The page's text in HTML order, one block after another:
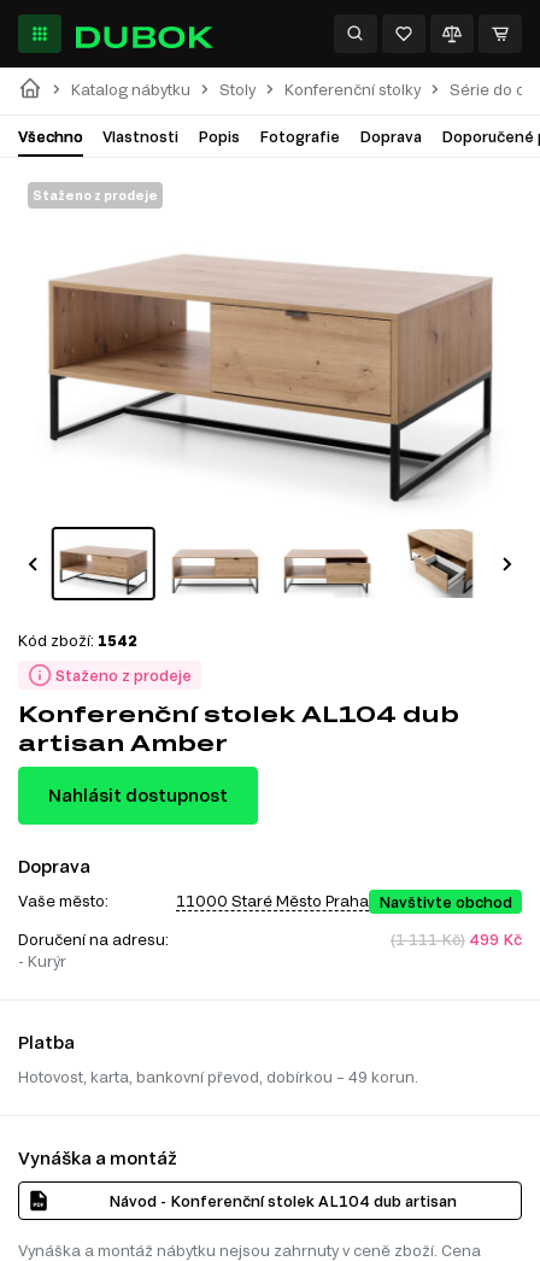
Katalog nábytku Stoly Konferenční stolky Série do
Všechno Vlastnosti Popis Fotografie Doprava Doporučené
Staženo z prodeje
Staženo z prodeje
Kód zboží: 1542
Konferenční stolek AL104 dub
artisan Amber
Nahlásit dostupnost
Doprava
Vaše město: 11000 Staré Město Praha Navštivte obchod
Doručení na adresu:
- Kurýr
(1 111 Kč) 499 Kč
Platba
Hotovost, karta, bankovní převod, dobírkou – 49 korun.
Vynáška a montáž
Návod - Konferenční stolek AL104 dub artisan
Vynáška a montáž nábytku nejsou zahrnuty v ceně zboží. Cena